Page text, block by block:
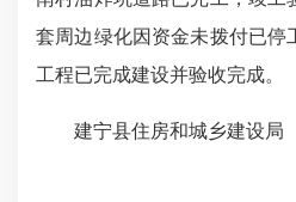
套周边绿化因资金未拨付已停
工程已完成建设并验收完成。
建宁县住房和城乡建设局